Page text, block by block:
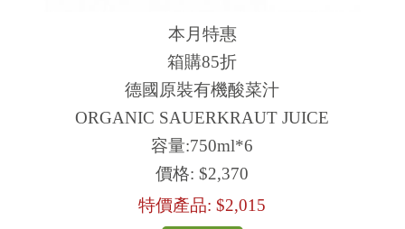
本月特惠
箱購85折
德國原裝有機酸菜汁
ORGANIC SAUERKRAUT JUICE
容量:750ml*6
價格: $2,370
特價產品: $2,015